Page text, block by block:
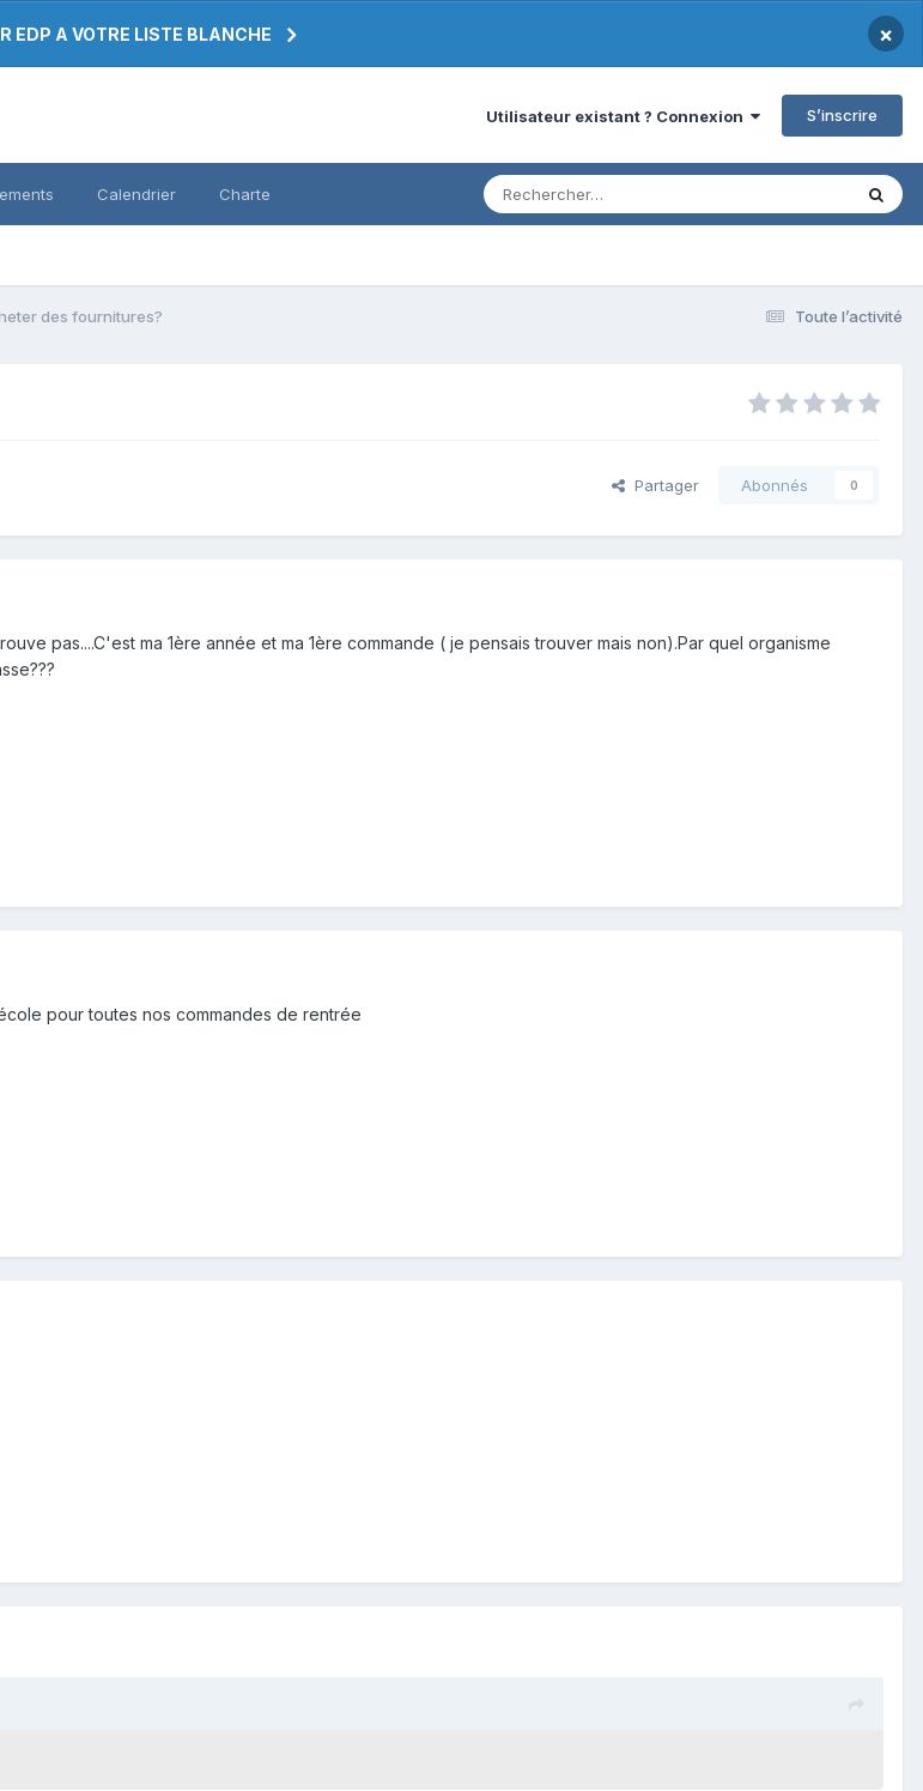
EDP A VOTRE LISTE BLANCHE ×
Utilisateur existant ? Connexion S’inscrire
Calendrier Charte
Toute l’activité
des fournitures?
Partager Abonnés 0
pas....C'est ma 1ère année et ma 1ère commande ( je pensais trouver mais non).Par quel organisme
pour toutes nos commandes de rentrée